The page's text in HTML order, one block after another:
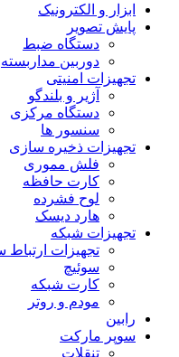
ابزار و الکترونیک
پایش تصویر
دستگاه ضبط
دوربین مداربسته
تجهیزات امنیتی
آژیر و بلندگو
دستگاه مرکزی
سنسور ها
تجهیزات ذخیره سازی
فلش مموری
کارت حافظه
لوح فشرده
هارد دیسک
تجهیزات شبکه
تجهیزات ارتباط
سوئیچ
کارت شبکه
مودم و روتر
رابین
سوپر مارکت
تنقلات